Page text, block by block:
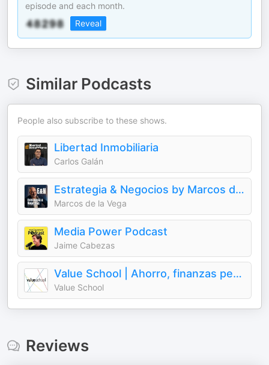
episode and each month.
Reveal
Similar Podcasts
People also subscribe to these shows.
Libertad Inmobiliaria
Carlos Galán
Estrategia & Negocios by Marcos de la Vega
Marcos de la Vega
Media Power Podcast
Jaime Cabezas
Value School | Ahorro, finanzas personales, economía, inversión y value investing
Value School
Reviews